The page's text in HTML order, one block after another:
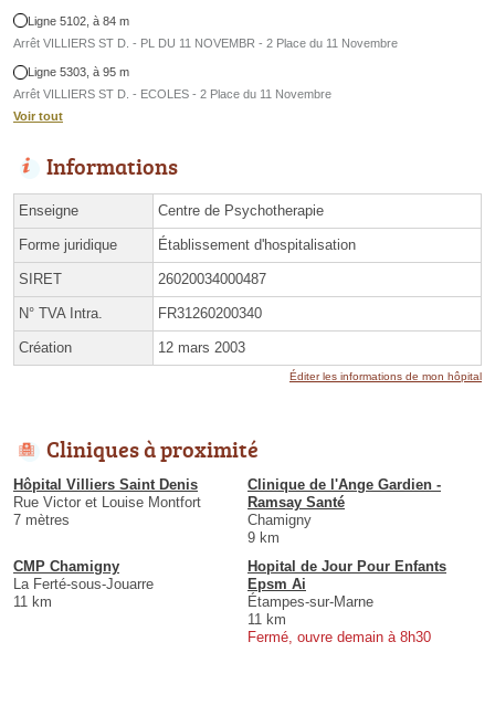
Ligne 5102, à 84 m
Arrêt VILLIERS ST D. - PL DU 11 NOVEMBR - 2 Place du 11 Novembre
Ligne 5303, à 95 m
Arrêt VILLIERS ST D. - ECOLES - 2 Place du 11 Novembre
Voir tout
Informations
Enseigne Centre de Psychotherapie
Forme juridique Établissement d'hospitalisation
SIRET 26020034000487
N° TVA Intra. FR31260200340
Création 12 mars 2003
Éditer les informations de mon hôpital
Cliniques à proximité
Hôpital Villiers Saint Denis
Rue Victor et Louise Montfort
7 mètres
Clinique de l'Ange Gardien -
Ramsay Santé
Chamigny
9 km
CMP Chamigny
La Ferté-sous-Jouarre
11 km
Hopital de Jour Pour Enfants
Epsm Ai
Étampes-sur-Marne
11 km
Fermé, ouvre demain à 8h30